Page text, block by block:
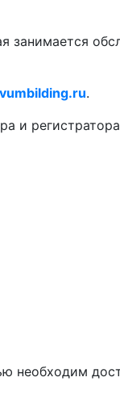
занимается
vumbilding.ru.
и
необходим